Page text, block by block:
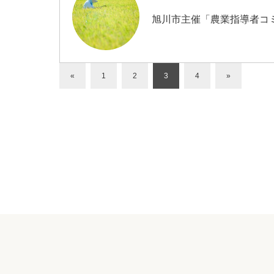
旭川市主催「農業指導者コ
« 1 2 3 4 »